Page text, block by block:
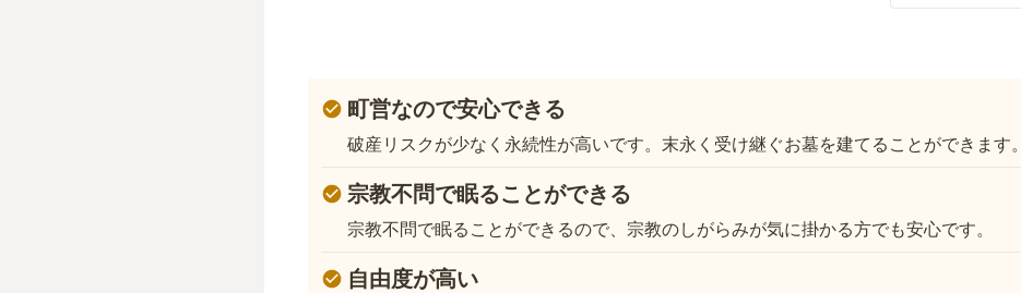
町営なので安心できる
破産リスクが少なく永続性が高いです。末永く受け継ぐお墓を建てることができます。
宗教不問で眠ることができる
宗教不問で眠ることができるので、宗教のしがらみが気に掛かる方でも安心です。
自由度が高い